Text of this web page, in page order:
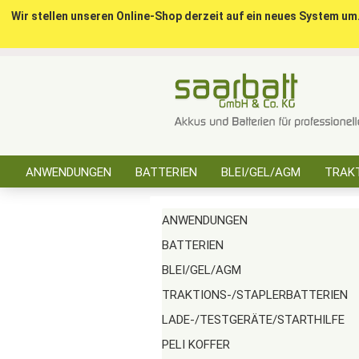
Wir stellen unseren Online-Shop derzeit auf ein neues System
ANWENDUNGEN BATTERIEN BLEI/GEL/AGM
ANWENDUNGEN
BATTERIEN
BLEI/GEL/AGM
TRAKTIONS-/STAPLERBATTERIEN
LADE-/TESTGERÄTE/STARTHILFE
PELI KOFFER